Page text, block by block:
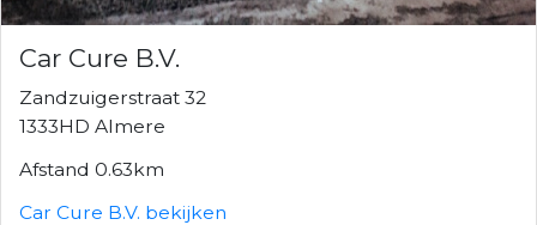
Car Cure B.V.
Zandzuigerstraat 32
1333HD Almere
Afstand 0.63km
Car Cure B.V. bekijken